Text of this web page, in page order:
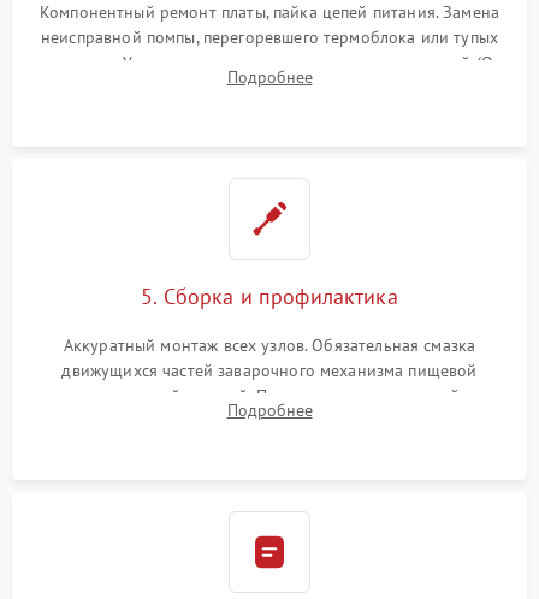
Компонентный ремонт платы, пайка цепей питания. Замена
неисправной помпы, перегоревшего термоблока или тупых
жерновов. Установка новых силиконовых уплотнителей (O-
ring) и тефлоновых трубок для надежного устранения
Подробнее
5. Сборка и профилактика
Аккуратный монтаж всех узлов. Обязательная смазка
движущихся частей заварочного механизма пищевой
силиконовой смазкой. Проведение программной
декальцинации и очистки системы от кофейных масел.
Подробнее